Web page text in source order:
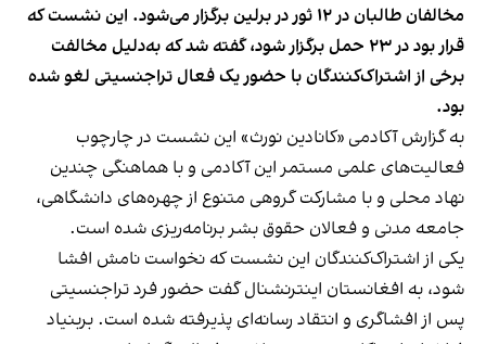
مخالفان طالبان در ۱۲ ثور در برلین برگزار می‌شود. این نشست که
قرار بود در ۲۳ حمل برگزار شود، گفته شد که به‌دلیل مخالفت
برخی از اشتراک‌کنندگان با حضور یک فعال تراجنسیتی لغو شده
بود.
به گزارش آکادمی «کانادین نورث» این نشست در چارچوب
فعالیت‌های علمی مستمر این آکادمی و با هماهنگی چندین
نهاد محلی و با مشارکت گروهی متنوع از چهره‌های دانشگاهی،
جامعه مدنی و فعالان حقوق بشر برنامه‌ریزی شده است.
یکی از اشتراک‌کنندگان این نشست که نخواست نامش افشا
شود، به افغانستان اینترنشنال گفت حضور فرد تراجنسیتی
پس از افشاگری و انتقاد رسانه‌ای پذیرفته شده است. بربنیاد